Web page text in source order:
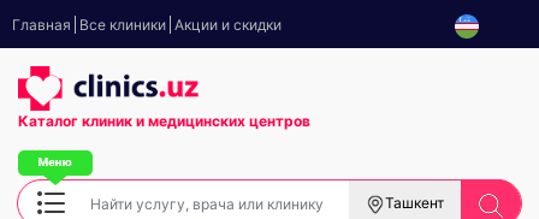
Главная Все клиники Акции и скидки
Каталог клиник и медицинских центров
Ташкент